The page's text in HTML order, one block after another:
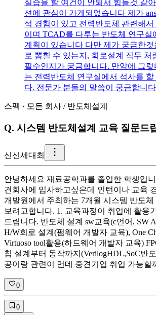
실습을 할 여건이 안되서 힘들것 같
션에 관심이 가게되었습니다 제가
석 경험이 있고 전력반도체 관련해
이며 TCAD를 다루는 반도체 연구실
계획이 있습니다 다만 제가 궁금한
로 뽑힐 수 있는지, 회로설계 직무 처
필수인지가 궁금합니다. 만약에 그
는 전력반도체 연구실에서 석사를 할
다. 전문가 분들의 말씀이 궁금합니
스펙 · 모든 회사 / 반도체설계
Q. 시스템 반도체설계 교육 질문드
신신세대최
안녕하세요 재료공학과를 졸업한 학생입
견회사에 입사하고싶은데 인턴이나 교육
개발원에서 주최하는 7개월 시스템 반도체
보려고합니다. 1. 교육과정이 취업에 활용
드립니다. 반도체 설계 sw교육(c언어, SW
H/W회로 설계(펌웨어 개발자 교육), One
Virtuoso tool활용(하드웨어 개발자 교육)
칩 설계부터 동작까지(VerilogHDL,SoC반
공이랑 관련이 먼데 중견기업 취업 가능할
0
0